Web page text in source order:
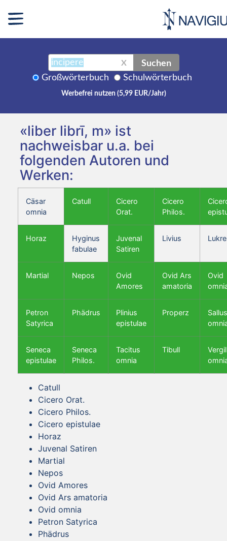
X Suchen
Großwörterbuch Schulwörterbuch
Werbefrei nutzen (5,99 EUR/Jahr)
«liber librī, m» ist
nachweisbar u.a. bei
folgenden Autoren und
Werken:
Cäsar
omnia
Catull
Cicero
Orat.
Cicero
Philos.
Horaz
Hyginus
fabulae
Juvenal
Satiren
Livius
Martial Nepos
Ovid
Amores
Ovid Ars
amatoria
Ovid
Petron
Satyrica
Phädrus
Plinius
epistulae
Properz
Seneca
epistulae
Seneca
Philos.
Tacitus
omnia
Tibull
Vergil
Catull
Cicero Orat.
Cicero Philos.
Cicero epistulae
Horaz
Juvenal Satiren
Martial
Nepos
Ovid Amores
Ovid Ars amatoria
Ovid omnia
Petron Satyrica
Phädrus